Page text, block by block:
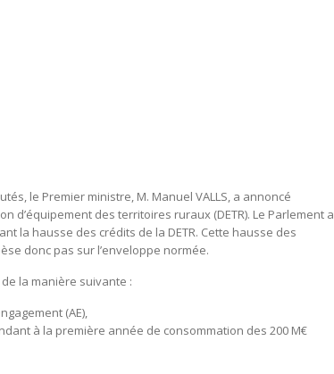
le Premier ministre, M. Manuel VALLS, a annoncé
d’équipement des territoires ruraux (DETR). Le Parlement a
la hausse des crédits de la DETR. Cette hausse des
donc pas sur l’enveloppe normée.
la manière suivante :
(AE),
à la première année de consommation des 200 M€